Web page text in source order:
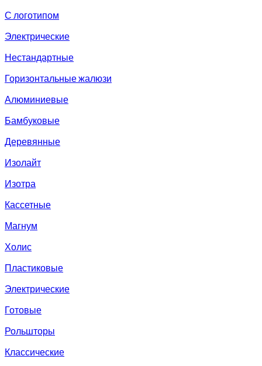
С логотипом
Электрические
Нестандартные
Горизонтальные жалюзи
Алюминиевые
Бамбуковые
Деревянные
Изолайт
Изотра
Кассетные
Магнум
Холис
Пластиковые
Электрические
Готовые
Рольшторы
Классические